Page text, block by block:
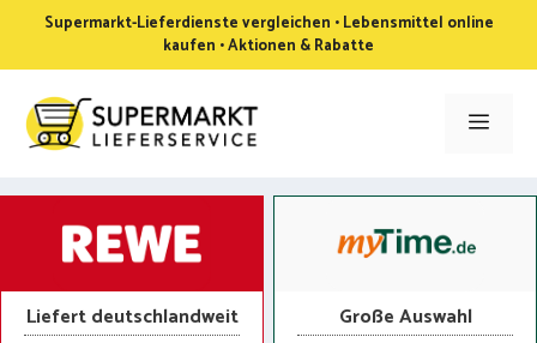
springen
Supermarkt-Lieferdienste vergleichen • Lebensmittel online
kaufen • Aktionen & Rabatte
Menü
Liefert deutschlandweit
Große Auswahl